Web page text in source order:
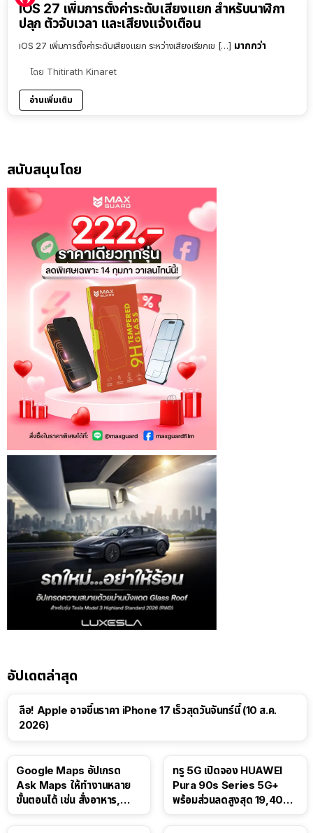
iOS 27 เพิ่มการตั้งค่าระดับเสียงแยก สำหรับนาฬิกา
ปลุก ตัวจับเวลา และเสียงแจ้งเตือน
iOS 27 เพิ่มการตั้งค่าระดับเสียงแยก ระหว่างเสียงเรียกเข […] มากกว่า
โดย Thitirath Kinaret
อ่านเพิ่มเติม
สนับสนุนโดย
อัปเดตล่าสุด
ลือ! Apple อาจขึ้นราคา iPhone 17 เร็วสุดวันจันทร์นี้ (10 ส.ค.
2026)
Google Maps อัปเกรด
Ask Maps ให้ทำงานหลาย
ขั้นตอนได้ เช่น สั่งอาหาร,
ทรู 5G เปิดจอง HUAWEI
Pura 90s Series 5G+
พร้อมส่วนลดสูงสุด 19,400